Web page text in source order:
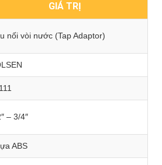
GIÁ TRỊ
nối vòi nước (Tap Adaptor)
– 3/4″
ABS